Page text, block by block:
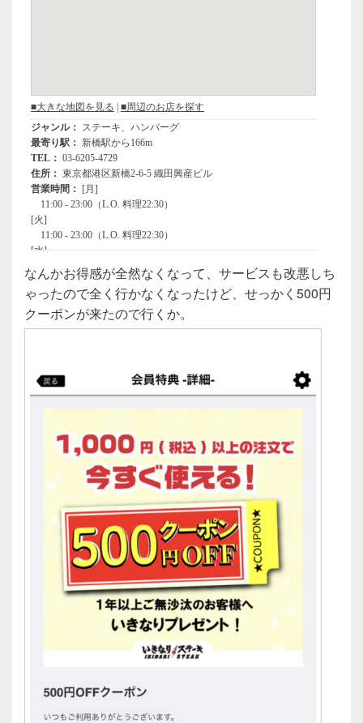
なんかお得感が全然なくなって、サービスも改悪しち
ゃったので全く行かなくなったけど、せっかく500円
クーポンが来たので行くか。